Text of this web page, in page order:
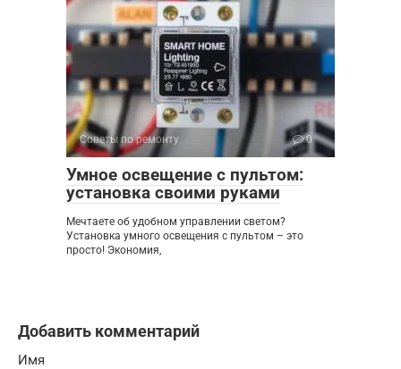
Советы по ремонту 0
Умное освещение с пультом:
установка своими руками
Мечтаете об удобном управлении светом?
Установка умного освещения с пультом – это
просто! Экономия,
Добавить комментарий
Имя